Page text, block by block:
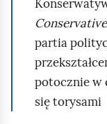
partia
potocznie w
się torysami